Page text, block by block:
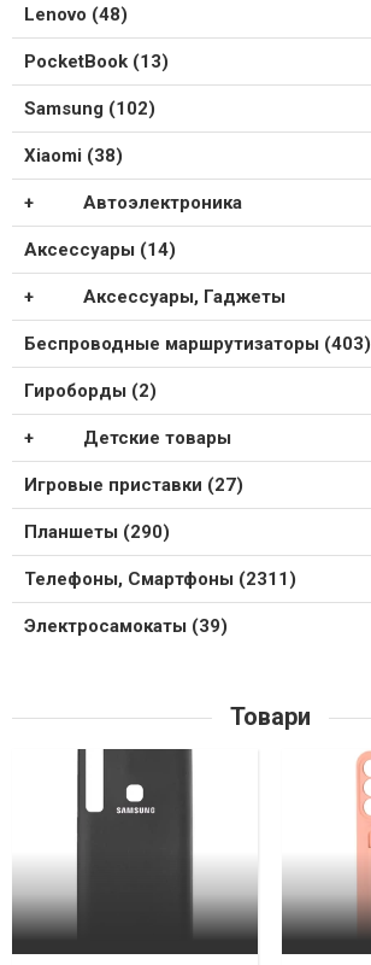
Lenovo (48)
PocketBook (13)
Samsung (102)
Xiaomi (38)
Автоэлектроника
Аксессуары (14)
Аксессуары, Гаджеты
Беспроводные маршрутизаторы (403)
Гироборды (2)
Детские товары
Игровые приставки (27)
Планшеты (290)
Телефоны, Смартфоны (2311)
Электросамокаты (39)
Товари